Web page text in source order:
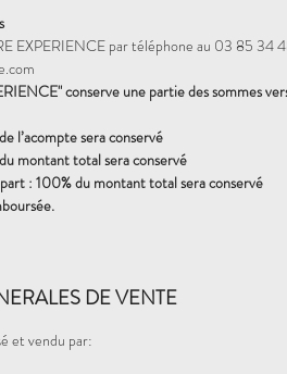
EXPERIENCE par téléphone au 03 85 34
conserve une partie des sommes
l’acompte sera conservé
montant total sera conservé
: 100% du montant total sera conservé
DE VENTE
et vendu par: